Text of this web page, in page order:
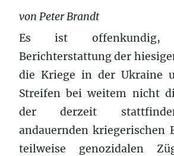
von Peter Brandt
Es ist
Berichterstattung der
die Kriege in der Ukraine
Streifen bei weitem nicht
der derzeit
andauernden kriegerischen
teilweise genozidalen